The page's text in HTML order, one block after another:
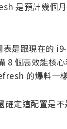
是預計幾個
是跟現在的
8 個高效能核
的爆料一
定這配置是